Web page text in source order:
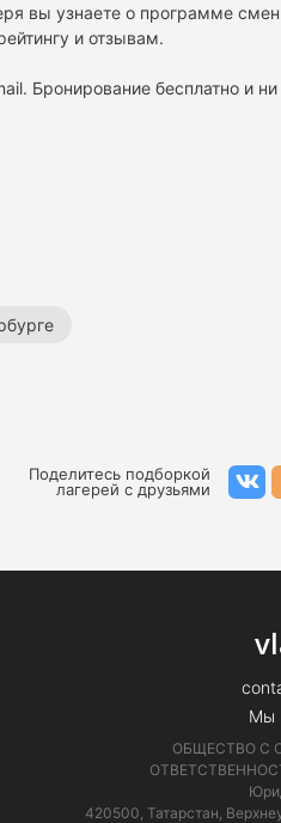
вы узнаете о программе
и отзывам.
Бронирование бесплатно и
Поделитесь подборкой
лагерей с друзьями
Мы
ОБЩЕСТВО С
420500, Татарстан,